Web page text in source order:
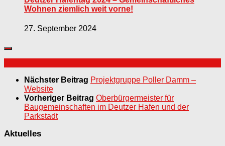
Wohnen ziemlich weit vorne!
27. September 2024
Nächster Beitrag Projektgruppe Poller Damm –
Website
Vorheriger Beitrag Oberbürgermeister für
Baugemeinschaften im Deutzer Hafen und der
Parkstadt
Aktuelles